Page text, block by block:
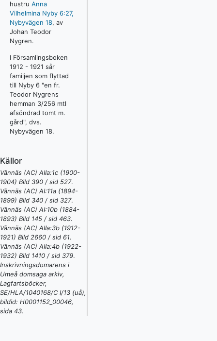
hustru Anna
Vilhelmina Nyby 6:27,
Nybyvägen 18, av
Johan Teodor
Nygren.
I Församlingsboken
1912 - 1921 sår
familjen som flyttad
till Nyby 6 "en fr.
Teodor Nygrens
hemman 3/256 mtl
afsöndrad tomt m.
gård", dvs.
Nybyvägen 18.
Källor
Vännäs (AC) AIIa:1c (1900-
1904) Bild 390 / sid 527.
Vännäs (AC) AI:11a (1894-
1899) Bild 340 / sid 327.
Vännäs (AC) AI:10b (1884-
1893) Bild 145 / sid 463.
Vännäs (AC) AIIa:3b (1912-
1921) Bild 2660 / sid 61.
Vännäs (AC) AIIa:4b (1922-
1932) Bild 1410 / sid 379.
Inskrivningsdomarens i
Umeå domsaga arkiv,
Lagfartsböcker,
SE/HLA/1040168/C I/13 (uå),
bildid: H0001152_00046,
sida 43.